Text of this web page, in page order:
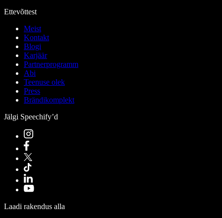
Ettevõttest
Meist
Kontakt
Blogi
Karjäär
Partnerprogramm
Abi
Teenuse olek
Press
Brändikomplekt
Jälgi Speechify’d
Laadi rakendus alla